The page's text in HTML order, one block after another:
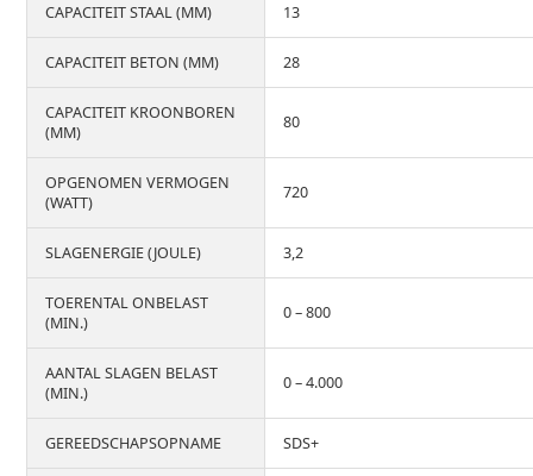
CAPACITEIT STAAL (MM) 13
CAPACITEIT BETON (MM) 28
CAPACITEIT KROONBOREN
(MM)
80
OPGENOMEN VERMOGEN
(WATT)
720
SLAGENERGIE (JOULE) 3,2
TOERENTAL ONBELAST
(MIN.)
0 – 800
AANTAL SLAGEN BELAST
(MIN.)
0 – 4.000
GEREEDSCHAPSOPNAME SDS+